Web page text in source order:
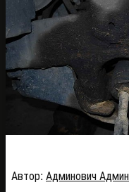
Автор: Админович